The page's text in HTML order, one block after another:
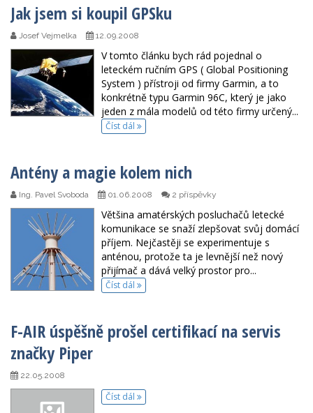
Jak jsem si koupil GPSku
Josef Vejmelka 12.09.2008
V tomto článku bych rád pojednal o
leteckém ručním GPS ( Global Positioning
System ) přístroji od firmy Garmin, a to
konkrétně typu Garmin 96C, který je jako
jeden z mála modelů od této firmy určený...
Číst dál
Antény a magie kolem nich
Ing. Pavel Svoboda 01.06.2008 2 příspěvky
Většina amatérských posluchačů letecké
komunikace se snaží zlepšovat svůj domácí
příjem. Nejčastěji se experimentuje s
anténou, protože ta je levnější než nový
přijímač a dává velký prostor pro...
Číst dál
F-AIR úspěšně prošel certifikací na servis
značky Piper
22.05.2008
Číst dál